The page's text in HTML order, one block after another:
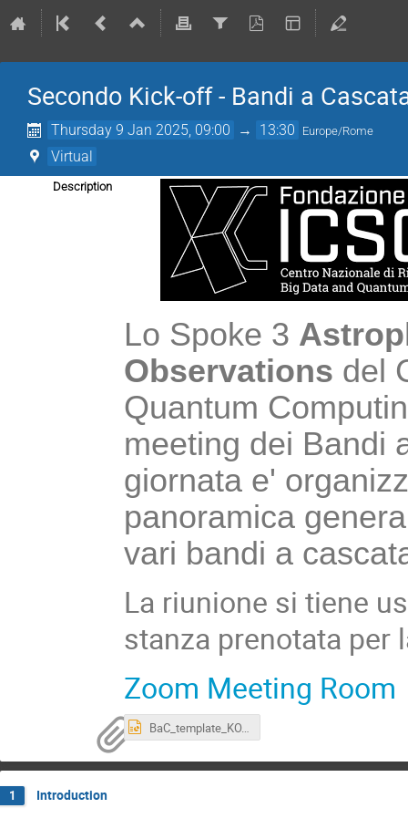
Secondo Kick-off - Bandi a
Thursday 9 Jan 2025, 09:00 → 13:30 Europe/Rome
Virtual
Description
Lo Spoke 3
Observations del
Quantum
meeting dei Bandi
giornata e'
panoramica
vari bandi a
La riunione si tiene
stanza prenotata per
Zoom Meeting Room
BaC_template_KO.pptx
1 Introduction